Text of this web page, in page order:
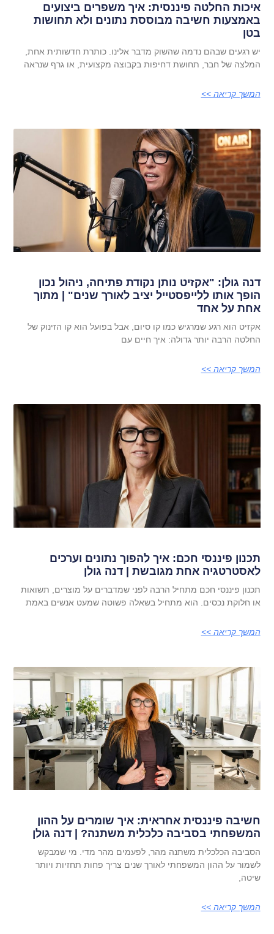
איכות החלטה פיננסית: איך משפרים ביצועים
באמצעות חשיבה מבוססת נתונים ולא תחושות
בטן
יש רגעים שבהם נדמה שהשוק מדבר אלינו. כותרת חדשותית אחת,
המלצה של חבר, תחושת דחיפות בקבוצה מקצועית, או גרף שנראה
המשך קריאה >>
דנה גולן: "אקזיט נותן נקודת פתיחה, ניהול נכון
הופך אותו ללייפסטייל יציב לאורך שנים" | מתוך
אחת על אחד
אקזיט הוא רגע שמרגיש כמו קו סיום, אבל בפועל הוא קו הזינוק של
החלטה הרבה יותר גדולה: איך חיים עם
המשך קריאה >>
תכנון פיננסי חכם: איך להפוך נתונים וערכים
לאסטרטגיה אחת מגובשת | דנה גולן
תכנון פיננסי חכם מתחיל הרבה לפני שמדברים על מוצרים, תשואות
או חלוקת נכסים. הוא מתחיל בשאלה פשוטה שמעט אנשים באמת
המשך קריאה >>
חשיבה פיננסית אחראית: איך שומרים על ההון
המשפחתי בסביבה כלכלית משתנה? | דנה גולן
הסביבה הכלכלית משתנה מהר, לפעמים מהר מדי. מי שמבקש
לשמור על ההון המשפחתי לאורך שנים צריך פחות תחזיות ויותר
שיטה,
המשך קריאה >>